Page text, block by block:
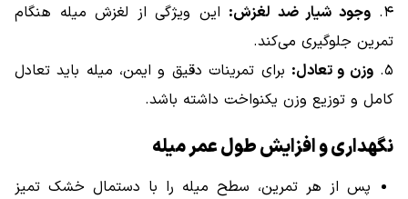
۴.
وجود شیار ضد لغزش: این ویژگی از لغزش میله هنگام
تمرین جلوگیری می‌کند.
۵. وزن و تعادل: برای تمرینات دقیق و ایمن، میله باید تعادل
کامل و توزیع وزن یکنواخت داشته باشد.
نگهداری و افزایش طول عمر میله
پس از هر تمرین، سطح میله را با دستمال خشک تمیز